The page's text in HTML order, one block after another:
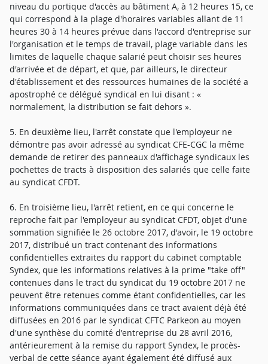
niveau du portique d'accès au bâtiment A, à 12 heures 15, ce
qui correspond à la plage d'horaires variables allant de 11
heures 30 à 14 heures prévue dans l'accord d'entreprise sur
l'organisation et le temps de travail, plage variable dans les
limites de laquelle chaque salarié peut choisir ses heures
d'arrivée et de départ, et que, par ailleurs, le directeur
d'établissement et des ressources humaines de la société a
apostrophé ce délégué syndical en lui disant : «
normalement, la distribution se fait dehors ».
5. En deuxième lieu, l'arrêt constate que l'employeur ne
démontre pas avoir adressé au syndicat CFE-CGC la même
demande de retirer des panneaux d'affichage syndicaux les
pochettes de tracts à disposition des salariés que celle faite
au syndicat CFDT.
6. En troisième lieu, l'arrêt retient, en ce qui concerne le
reproche fait par l'employeur au syndicat CFDT, objet d'une
sommation signifiée le 26 octobre 2017, d'avoir, le 19 octobre
2017, distribué un tract contenant des informations
confidentielles extraites du rapport du cabinet comptable
Syndex, que les informations relatives à la prime "take off"
contenues dans le tract du syndicat du 19 octobre 2017 ne
peuvent être retenues comme étant confidentielles, car les
informations communiquées dans ce tract avaient déjà été
diffusées en 2016 par le syndicat CFTC Parkeon au moyen
d'une synthèse du comité d'entreprise du 28 avril 2016,
antérieurement à la remise du rapport Syndex, le procès-
verbal de cette séance ayant également été diffusé aux